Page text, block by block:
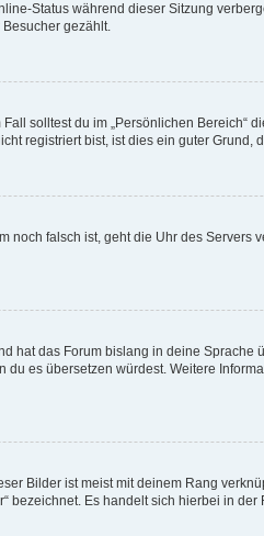
Status während dieser Sitzung
gezählt.
solltest du im „Persönlichen Bereich“
registriert bist, ist dies ein guter Grund,
falsch ist, geht die Uhr des Servers
das Forum bislang in deine
es übersetzen würdest. Weitere
Bilder ist meist mit deinem Rang
bezeichnet. Es handelt sich hierbei in